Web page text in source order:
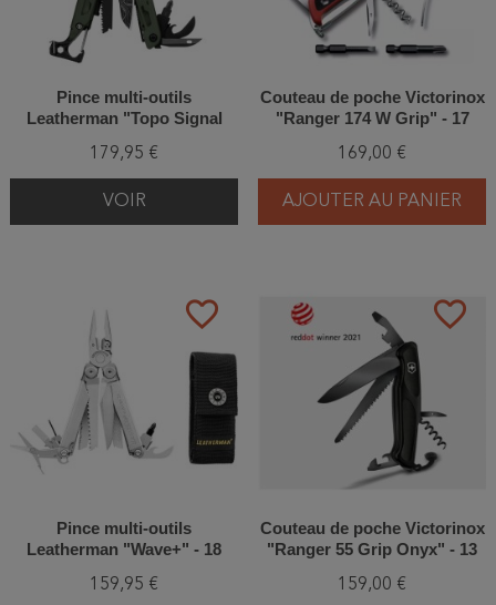
Pince multi-outils
Leatherman "Topo Signal
179,95 €
VOIR
Couteau de poche Victorinox
"Ranger 174 W Grip" - 17
169,00 €
AJOUTER AU PANIER
favorite_border
Pince multi-outils
Leatherman "Wave+" - 18
159,95 €
favorite_border
Couteau de poche Victorinox
"Ranger 55 Grip Onyx" - 13
cadeau
159,00 €